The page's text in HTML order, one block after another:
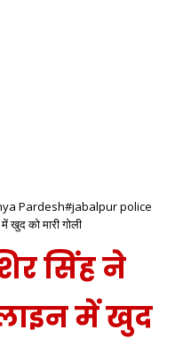
Pardesh#jabalpur police
खुद को मारी गोली
सिंह ने
में खुद